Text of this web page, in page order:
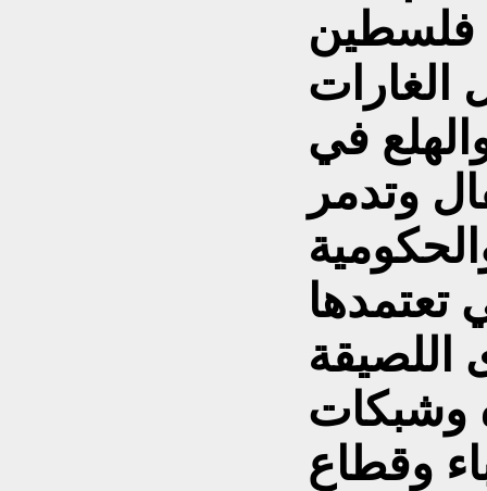
فلسطين
الغارات
في
وتدمر
تعتمدها
اللصيقة
وشبكات
وقطاع